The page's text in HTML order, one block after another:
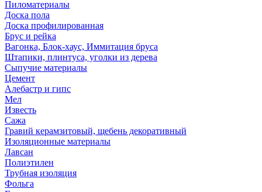
Пиломатериалы
Доска пола
Доска профилированная
Брус и рейка
Вагонка, Блок-хаус, Иммитация бруса
Штапики, плинтуса, уголки из дерева
Сыпучие материалы
Цемент
Алебастр и гипс
Мел
Известь
Сажа
Гравий керамзитовый, щебень декоративный
Изоляционные материалы
Лавсан
Полиэтилен
Трубная изоляция
Фольга